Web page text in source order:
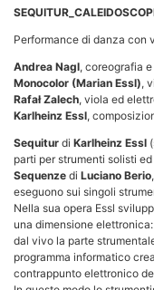
Performance di danza
Andrea Nagl, coreografia
Monocolor (Marian Essl),
Rafał Zalech, viola ed
Karlheinz Essl,
Sequitur di Karlheinz Essl
parti per strumenti solisti
Sequenze di Luciano Berio
eseguono sui singoli
Nella sua opera Essl
una dimensione
dal vivo la parte
programma informatico
contrappunto elettronico